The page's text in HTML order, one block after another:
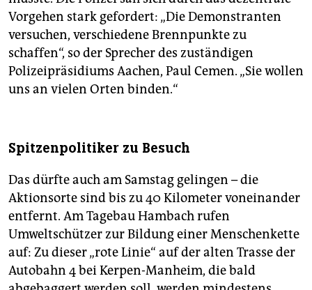
Vorgehen stark gefordert: „Die Demonstranten
versuchen, verschiedene Brennpunkte zu
schaffen“, so der Sprecher des zuständigen
Polizeipräsidiums Aachen, Paul Cemen. „Sie wollen
uns an vielen Orten binden.“
Spitzenpolitiker zu Besuch
Das dürfte auch am Samstag gelingen – die
Aktionsorte sind bis zu 40 Kilometer voneinander
entfernt. Am Tagebau Hambach rufen
Umweltschützer zur Bildung einer Menschenkette
auf: Zu dieser „rote Linie“ auf der alten Trasse der
Autobahn 4 bei Kerpen-Manheim, die bald